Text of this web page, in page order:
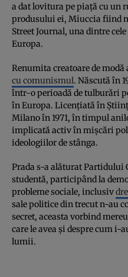
a dat lovitura pe piață cu un
produsului ei, Miuccia fiind
Street Journal, una dintre
Europa.
Renumita creatoare de modă
cu comunismul. Născută în
într-o perioadă de tulburări
în Europa. Licențiată în
Milano în 1971, în timpul
implicată activ în mișcări
ideologiilor de stânga.
Prada s-a alăturat Partidului
studentă, participând la
probleme sociale, inclusiv
sale politice din trecut n-au
secret, aceasta vorbind
care le avea și despre cum i-
lumii.